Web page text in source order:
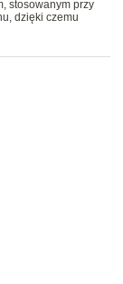
stosowanym przy
dzięki czemu